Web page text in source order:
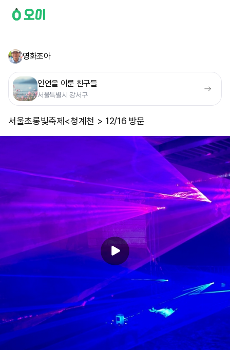
영화조아
인연을 이룬 친구들
서울특별시 강서구
서울초롱빛축제<청계천 > 12/16 방문